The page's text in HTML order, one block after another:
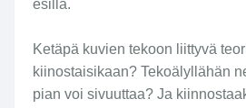
esillä.
Ketäpä kuvien tekoon liittyvä
kiinostaisikaan? Tekoälyllähän
pian voi sivuuttaa? Ja